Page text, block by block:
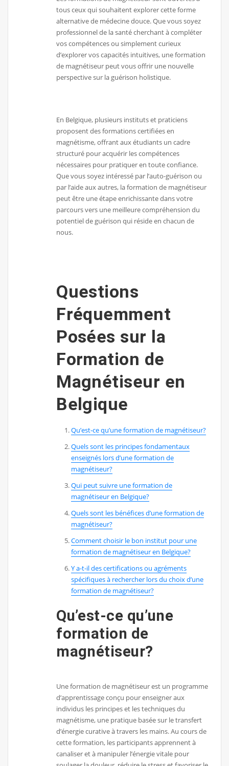
tous ceux qui souhaitent explorer cette forme
alternative de médecine douce. Que vous soyez
professionnel de la santé cherchant à compléter
vos compétences ou simplement curieux
d’explorer vos capacités intuitives, une formation
de magnétiseur peut vous offrir une nouvelle
perspective sur la guérison holistique.
En Belgique, plusieurs instituts et praticiens
proposent des formations certifiées en
magnétisme, offrant aux étudiants un cadre
structuré pour acquérir les compétences
nécessaires pour pratiquer en toute confiance.
Que vous soyez intéressé par l’auto-guérison ou
par l’aide aux autres, la formation de magnétiseur
peut être une étape enrichissante dans votre
parcours vers une meilleure compréhension du
potentiel de guérison qui réside en chacun de
nous.
Questions
Fréquemment
Posées sur la
Formation de
Magnétiseur en
Belgique
Qu’est-ce qu’une formation de magnétiseur?
Quels sont les principes fondamentaux
enseignés lors d’une formation de
magnétiseur?
Qui peut suivre une formation de
magnétiseur en Belgique?
Quels sont les bénéfices d’une formation de
magnétiseur?
Comment choisir le bon institut pour une
formation de magnétiseur en Belgique?
Y a-t-il des certifications ou agréments
spécifiques à rechercher lors du choix d’une
formation de magnétiseur?
Qu’est-ce qu’une
formation de
magnétiseur?
Une formation de magnétiseur est un programme
d’apprentissage conçu pour enseigner aux
individus les principes et les techniques du
magnétisme, une pratique basée sur le transfert
d’énergie curative à travers les mains. Au cours de
cette formation, les participants apprennent à
canaliser et à manipuler l’énergie vitale pour